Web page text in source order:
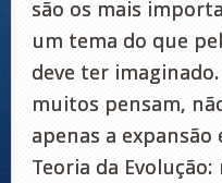
são os mais
um tema do que
deve ter
muitos pensam,
apenas a
Teoria da